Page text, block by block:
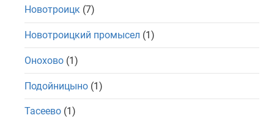
Новотроицк (7)
Новотроицкий промысел (1)
Онохово (1)
Подойницыно (1)
Тасеево (1)